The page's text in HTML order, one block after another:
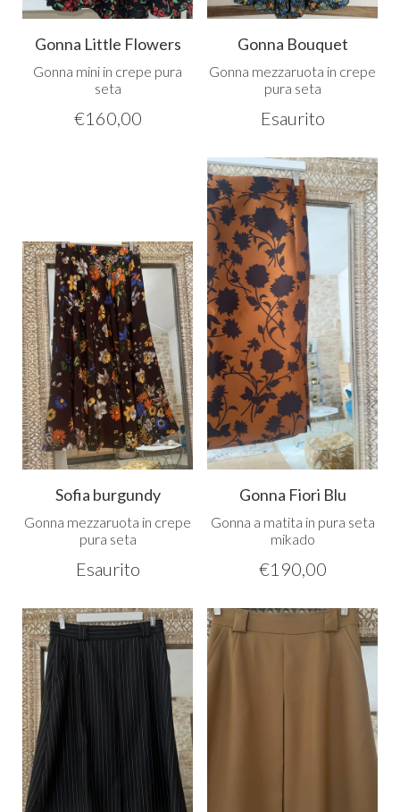
Gonna Little Flowers
Gonna mini in crepe pura
seta
€160,00
Gonna Bouquet
Gonna mezzaruota in crepe
pura seta
Esaurito
Sofia burgundy
Gonna mezzaruota in crepe
pura seta
Esaurito
Gonna Fiori Blu
Gonna a matita in pura seta
mikado
€190,00